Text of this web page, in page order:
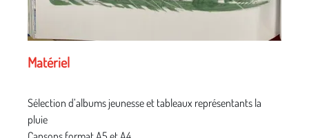
Matériel
Sélection d’albums jeunesse et tableaux représentants la
pluie